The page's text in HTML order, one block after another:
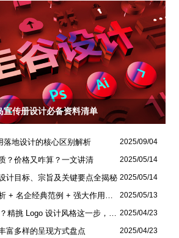
宣传册设计必备资料清单
落地设计的核心区别解析 2025/09/04
？价格又咋算？一文讲清 2025/05/14
计目标、宗旨及关键要点全揭秘 2025/05/14
解锁画册设计：内涵解析 + 名企经典范例 + 强大作用全揭秘 2025/05/13
还在为品牌Logo发愁吗？精挑 Logo 设计风格这一步，轻松铸就独属于你的品牌魅力 2025/04/23
富多样的呈现方式盘点 2025/04/23